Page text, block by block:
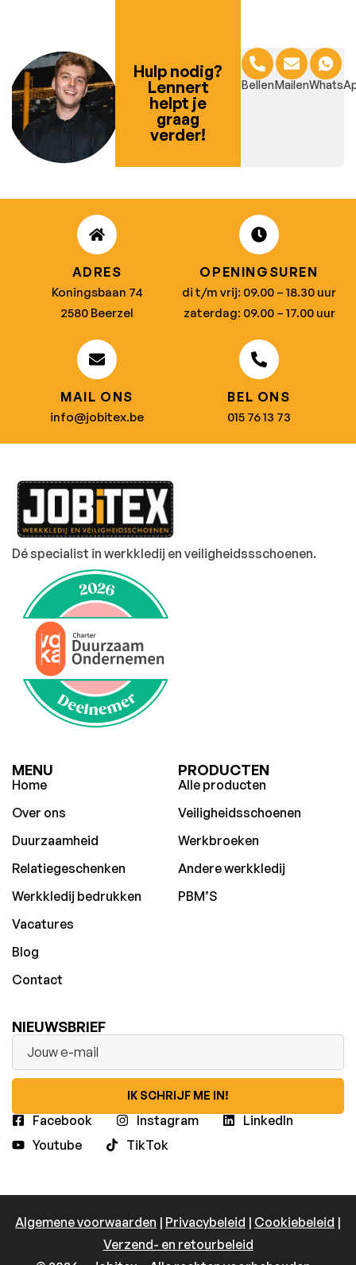
Hulp nodig?
Lennert
helpt je
graag
verder!
BellenMailen
ADRES
Koningsbaan 74
2580 Beerzel
OPENINGSUREN
di t/m vrij: 09.00 – 18.30 uur
zaterdag: 09.00 – 17.00 uur
MAIL ONS
info@jobitex.be
BEL ONS
015 76 13 73
Dé specialist in werkkledij en veiligheidssschoenen.
MENU
Home
Over ons
Duurzaamheid
Relatiegeschenken
Werkkledij bedrukken
Vacatures
Blog
Contact
PRODUCTEN
Alle producten
Veiligheidsschoenen
Werkbroeken
Andere werkkledij
PBM’S
NIEUWSBRIEF
IK SCHRIJF ME IN!
Facebook Instagram
LinkedIn
Youtube
TikTok
Algemene voorwaarden | Privacybeleid | Cookiebeleid |
Verzend- en retourbeleid